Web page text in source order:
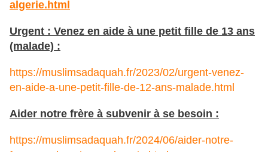
algerie.html
Urgent : Venez en aide à une petit fille de 13 ans
(malade) :
https://muslimsadaquah.fr/2023/02/urgent-venez-
en-aide-a-une-petit-fille-de-12-ans-malade.html
Aider notre frère à subvenir à se besoin :
https://muslimsadaquah.fr/2024/06/aider-notre-